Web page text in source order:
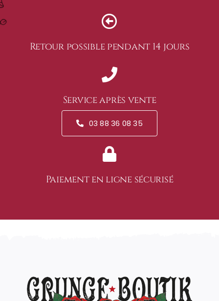
Retour possible pendant 14 jours
Service après vente
03 88 36 08 35
Paiement en ligne sécurisé